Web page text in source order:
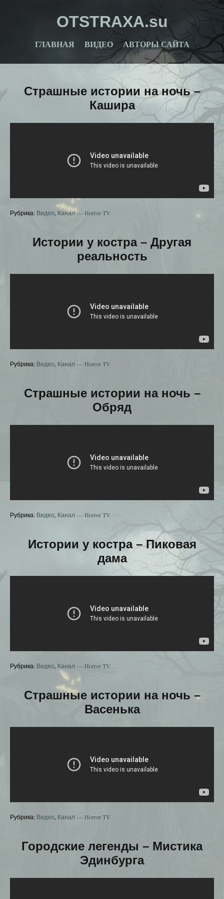
OTSTRAXA.su
ГЛАВНАЯ ВИДЕО АВТОРЫ САЙТА
Страшные истории на ночь –
Кашира
Рубрика: Видео Канал — Horror TV
Истории у костра – Другая
реальность
Рубрика: Видео Канал — Horror TV
Страшные истории на ночь –
Обряд
Рубрика: Видео, Канал — Horror TV
Истории у костра – Пиковая
дама
Рубрика: Видео Канал — Horror TV
Страшные истории на ночь –
Васенька
Рубрика: Видео Канал — Horror TV
Городские легенды – Мистика
Эдинбурга